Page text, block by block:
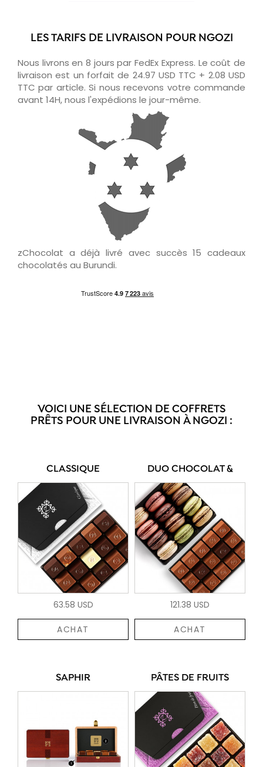
LES TARIFS DE LIVRAISON POUR NGOZI
Nous livrons en 8 jours par FedEx Express. Le coût de
livraison est un forfait de 24.97 USD TTC + 2.08 USD
TTC par article. Si nous recevons votre commande
avant 14H, nous l'expédions le jour-même.
zChocolat a déjà livré avec succès 15 cadeaux
chocolatés au Burundi.
VOICI UNE SÉLECTION DE COFFRETS
PRÊTS POUR UNE LIVRAISON À NGOZI :
CLASSIQUE
63.58 USD
ACHAT
DUO CHOCOLAT &
121.38 USD
ACHAT
SAPHIR PÂTES DE FRUITS